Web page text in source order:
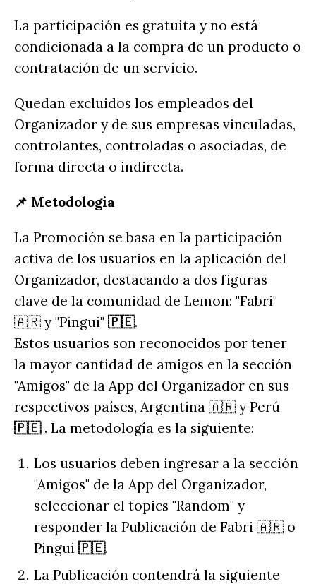
La participación es gratuita y no está
condicionada a la compra de un producto o
contratación de un servicio.
Quedan excluidos los empleados del
Organizador y de sus empresas vinculadas,
controlantes, controladas o asociadas, de
forma directa o indirecta.
📌 Metodologia
La Promoción se basa en la participación
activa de los usuarios en la aplicación del
Organizador, destacando a dos figuras
clave de la comunidad de Lemon: "Fabri"
🇦🇷 y "Pingui" 🇵🇪.
Estos usuarios son reconocidos por tener
la mayor cantidad de amigos en la sección
"Amigos" de la App del Organizador en sus
respectivos países, Argentina 🇦🇷 y Perú
🇵🇪. La metodología es la siguiente:
Los usuarios deben ingresar a la sección
"Amigos" de la App del Organizador,
seleccionar el topics "Random" y
responder la Publicación de Fabri 🇦🇷 o
Pingui 🇵🇪.
La Publicación contendrá la siguiente